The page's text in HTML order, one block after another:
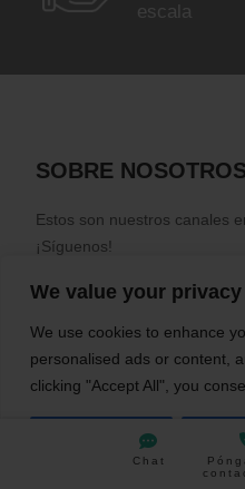
We value your privacy
We use cookies to enhance
personalised ads or content,
clicking "Accept All", you
escala
SOBRE
Estos son nuestros canales
¡Síguenos!
Póngase en
E-mail: connect@key-iot.com
Chat